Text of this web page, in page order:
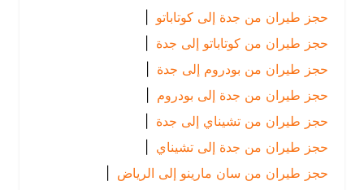
حجز طيران من جدة إلى كوتاباتو |
حجز طيران من كوتاباتو إلى جدة
حجز طيران من بودروم إلى جدة
حجز طيران من جدة إلى بودروم |
حجز طيران من تشيناي إلى جدة
حجز طيران من جدة إلى تشيناي |
حجز طيران من سان مارينو إلى الرياض
|